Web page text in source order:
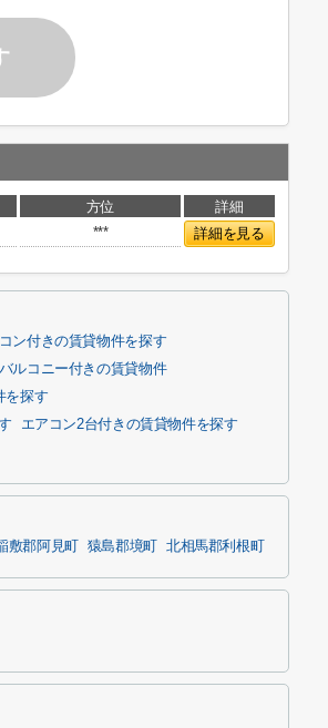
方位
詳細
*** 詳細を見る
ン付きの賃貸物件を探す
バルコニー付きの賃貸物件
を探す
エアコン2台付きの賃貸物件を探す
敷郡阿見町 猿島郡境町 北相馬郡利根町